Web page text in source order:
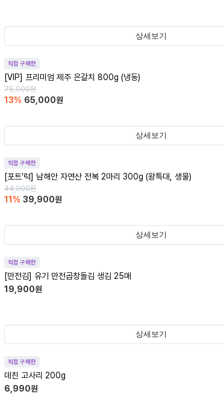
상세보기
직접 구매한
[VIP] 프리미엄 제주 은갈치 800g (냉동)
75,000원
13% 65,000원
상세보기
직접 구매한
[포트'럭] 남해안 자연산 전복 2마리 300g (왕특대, 생물)
44,900원
11 % 39,900원
상세보기
직접 구매한
[만전김] 유기 만전곱창돌김 생김 25매
19,900원
상세보기
직접 구매한
데친 고사리 200g
6,990원